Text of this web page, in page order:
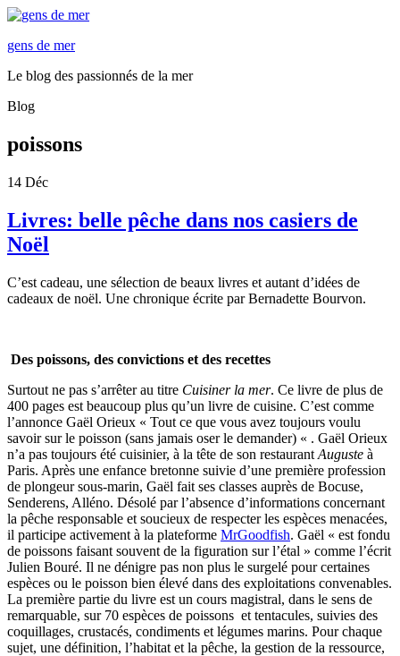
gens de mer
Le blog des passionnés de la mer
Blog
poissons
14 Déc
Livres: belle pêche dans nos casiers de
Noël
C’est cadeau, une sélection de beaux livres et autant d’idées de
cadeaux de noël. Une chronique écrite par Bernadette Bourvon.
Des poissons, des convictions et des recettes
Surtout ne pas s’arrêter au titre Cuisiner la mer. Ce livre de plus de
400 pages est beaucoup plus qu’un livre de cuisine. C’est comme
l’annonce Gaël Orieux « Tout ce que vous avez toujours voulu
savoir sur le poisson (sans jamais oser le demander) « . Gaël Orieux
n’a pas toujours été cuisinier, à la tête de son restaurant Auguste à
Paris. Après une enfance bretonne suivie d’une première profession
de plongeur sous-marin, Gaël fait ses classes auprès de Bocuse,
Senderens, Alléno. Désolé par l’absence d’informations concernant
la pêche responsable et soucieux de respecter les espèces menacées,
il participe activement à la plateforme MrGoodfish. Gaël « est fondu
de poissons faisant souvent de la figuration sur l’étal » comme l’écrit
Julien Bouré. Il ne dénigre pas non plus le surgelé pour certaines
espèces ou le poisson bien élevé dans des exploitations convenables.
La première partie du livre est un cours magistral, dans le sens de
remarquable, sur 70 espèces de poissons et tentacules, suivies des
coquillages, crustacés, condiments et légumes marins. Pour chaque
sujet, une définition, l’habitat et la pêche, la gestion de la ressource,